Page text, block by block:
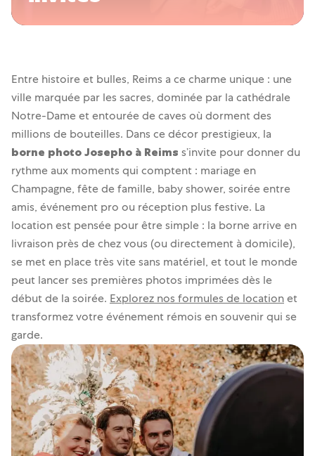
🪄
Entre histoire et bulles, Reims a ce charme unique : une
ville marquée par les sacres, dominée par la cathédrale
Notre-Dame et entourée de caves où dorment des
millions de bouteilles. Dans ce décor prestigieux, la
borne photo Josepho à Reims s’invite pour donner du
rythme aux moments qui comptent : mariage en
Champagne, fête de famille, baby shower, soirée entre
amis, événement pro ou réception plus festive. La
location est pensée pour être simple : la borne arrive en
livraison près de chez vous (ou directement à domicile),
se met en place très vite sans matériel, et tout le monde
peut lancer ses premières photos imprimées dès le
début de la soirée. Explorez nos formules de locationet
transformez votre événement rémois en souvenir qui se
garde.